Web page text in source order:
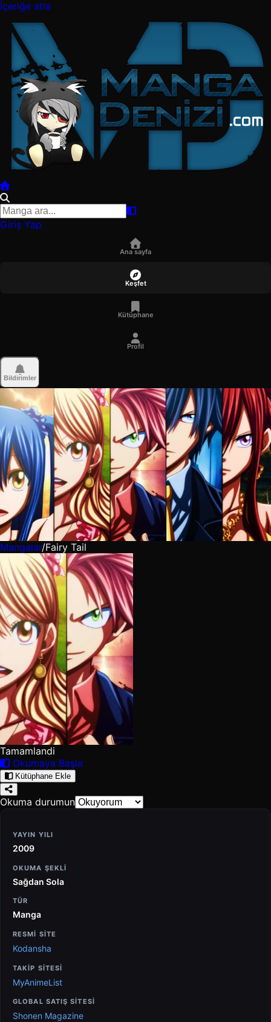
İçeriğe atla
Giriş Yap
Ana sayfa
Keşfet
Kütüphane
Profil
Bildirimler
Mangalar/Fairy Tail
Tamamlandi
Okumaya Başla
Kütüphane Ekle
Okuma durumun
YAYIN YILI
2009
OKUMA ŞEKLI
Sağdan Sola
TÜR
Manga
RESMİ SİTE
Kodansha
TAKİP SİTESİ
MyAnimeList
GLOBAL SATIŞ SİTESİ
Shonen Magazine